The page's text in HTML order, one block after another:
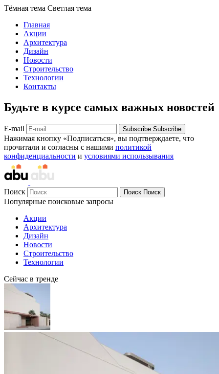
Тёмная тема Светлая тема
Главная
Акции
Архитектура
Дизайн
Новости
Строительство
Технологии
Контакты
Будьте в курсе самых важных новостей
E-mail Subscribe Subscribe
Нажимая кнопку «Подписаться», вы подтверждаете, что
прочитали и согласны с нашими политикой
конфиденциальности и условиями использывания
Поиск Поиск Поиск
Популярные поисковые запросы
Акции
Архитектура
Дизайн
Новости
Строительство
Технологии
Сейчас в тренде